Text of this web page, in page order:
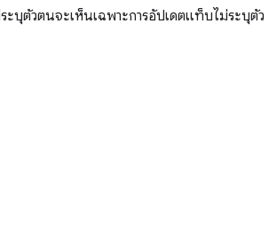
บุตัวตนจะเห็นเฉพาะการอัปเดตแท็บไม่ระบุตัว